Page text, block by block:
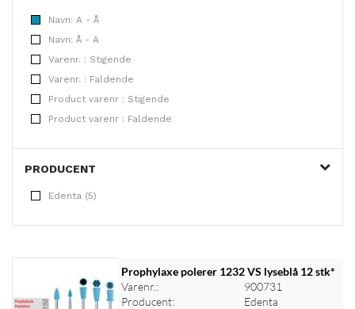
Navn: A - Å
Navn: Å - A
Varenr. : Stigende
Varenr. : Faldende
Product varenr : Stigende
Product varenr : Faldende
PRODUCENT
Edenta (5)
Prophylaxe polerer 1232 VS lyseblå 12 stk*
Varenr.:
900731
Producent:
Edenta